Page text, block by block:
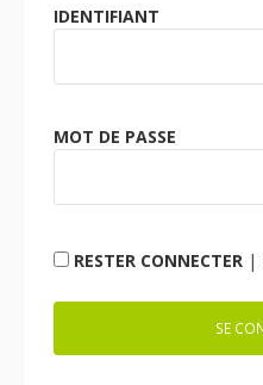
IDENTIFIANT
MOT DE PASSE
RESTER CONNECTER |